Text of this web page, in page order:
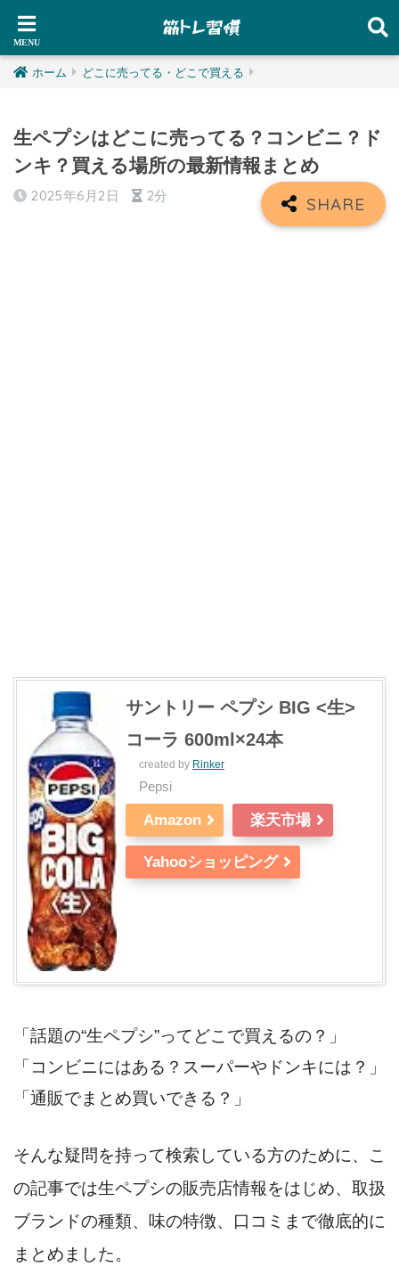
ホーム どこに売ってる・どこで買える
生ペプシはどこに売ってる？コンビニ？ド
ンキ？買える場所の最新情報まとめ
2025年6月2日 2分
サントリー ペプシ BIG <生>
コーラ 600ml×24本
created by Rinker
Pepsi
Amazon 楽天市場
Yahooショッピング
「話題の“生ペプシ”ってどこで買えるの？」
「コンビニにはある？スーパーやドンキには？」
「通販でまとめ買いできる？」
そんな疑問を持って検索している方のために、こ
の記事では生ペプシの販売店情報をはじめ、取扱
ブランドの種類、味の特徴、口コミまで徹底的に
まとめました。